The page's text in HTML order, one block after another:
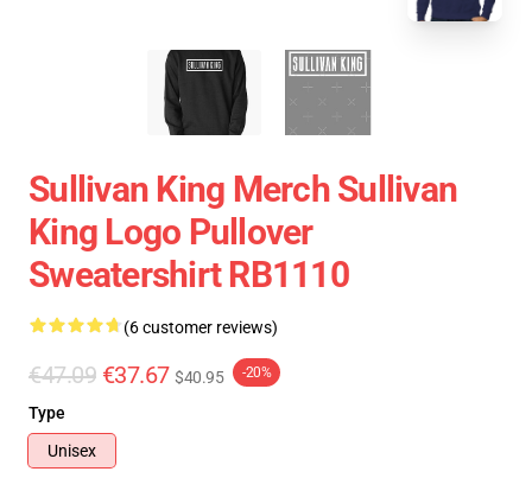
Sullivan King Merch Sullivan
King Logo Pullover
Sweatershirt RB1110
(6 customer reviews)
€47.09 €37.67 $40.95 -20%
Type
Unisex